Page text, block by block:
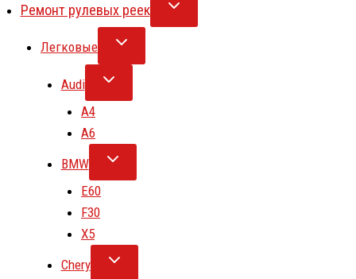
Ремонт рулевых реек
Легковые
Audi
A4
A6
BMW
E60
F30
X5
Chery